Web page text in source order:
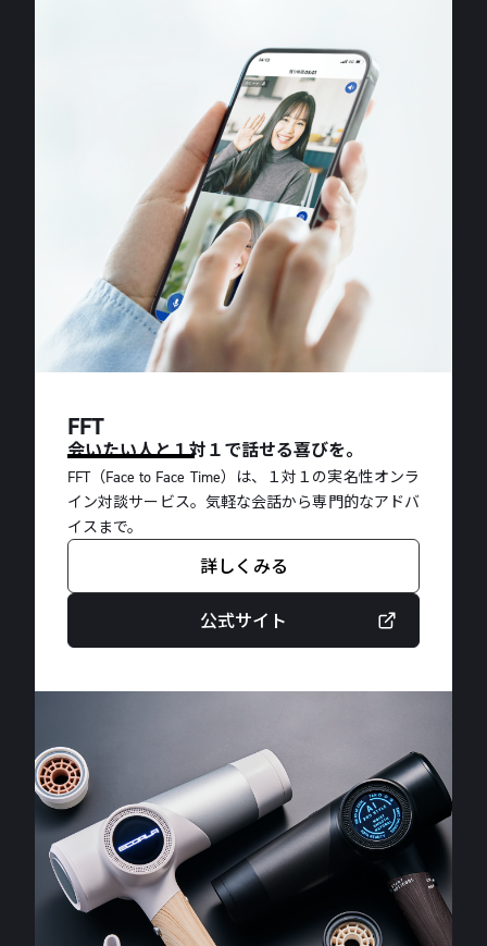
FFT
会いたい人と１対１で話せる喜びを。
FFT（Face to Face Time）は、１対１の実名性オンラ
イン対談サービス。気軽な会話から専門的なアドバ
イスまで。
詳しくみる
公式サイト